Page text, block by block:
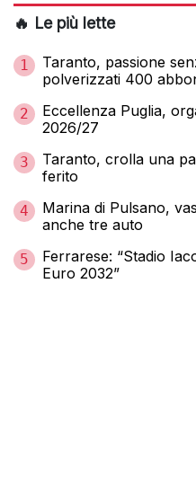
🔥 Le più lette
1
Taranto, passione
polverizzati 400
2
Eccellenza Puglia,
2026/27
3
Taranto, crolla una
ferito
4
Marina di Pulsano,
anche tre auto
5
Ferrarese: “Stadio
Euro 2032”